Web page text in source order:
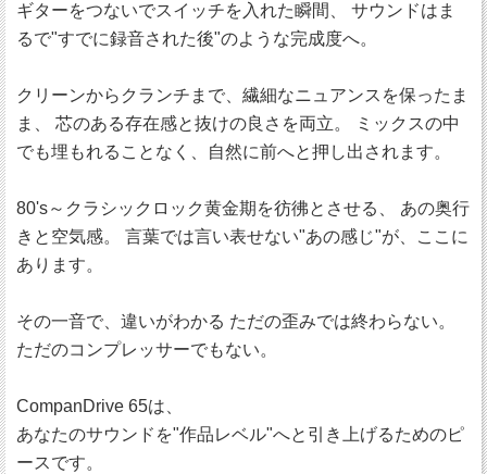
ギターをつないでスイッチを入れた瞬間、 サウンドはま
るで"すでに録音された後"のような完成度へ。
クリーンからクランチまで、繊細なニュアンスを保ったま
ま、 芯のある存在感と抜けの良さを両立。 ミックスの中
でも埋もれることなく、自然に前へと押し出されます。
80's～クラシックロック黄金期を彷彿とさせる、 あの奥行
きと空気感。 言葉では言い表せない"あの感じ"が、ここに
あります。
その一音で、違いがわかる ただの歪みでは終わらない。
ただのコンプレッサーでもない。
CompanDrive 65は、
あなたのサウンドを"作品レベル"へと引き上げるためのピ
ースです。